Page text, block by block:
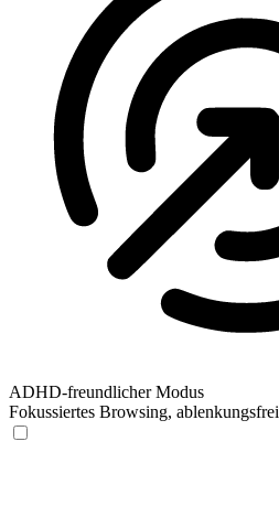
ADHD-freundlicher Modus
Fokussiertes Browsing, ablenkungsfrei